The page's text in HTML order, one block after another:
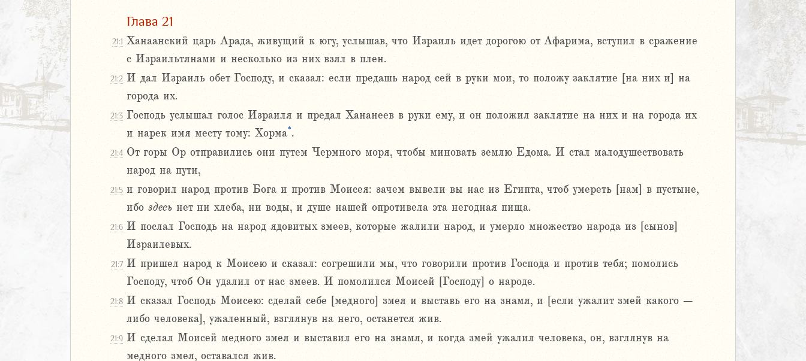
Глава 21
21:1 Ханаанский царь Арада, живущий к югу, услышав, что Израиль идет дорогою от Афарима, вступил в сражение
с Израильтянами и несколько из них взял в плен.
21:2 И дал Израиль обет Господу, и сказал: если предашь народ сей в руки мои, то положу заклятие [на них и] на
города их.
21:3 Господь услышал голос Израиля и предал Хананеев в руки ему, и он положил заклятие на них и на города их
и нарек имя месту тому: Хорма*.
21:4 От горы Ор отправились они путем Чермного моря, чтобы миновать землю Едома. И стал малодушествовать
народ на пути,
21:5 и говорил народ против Бога и против Моисея: зачем вывели вы нас из Египта, чтоб умереть [нам] в пустыне,
ибо здесь нет ни хлеба, ни воды, и душе нашей опротивела эта негодная пища.
21:6 И послал Господь на народ ядовитых змеев, которые жалили народ, и умерло множество народа из [сынов]
Израилевых.
21:7 И пришел народ к Моисею и сказал: согрешили мы, что говорили против Господа и против тебя; помолись
Господу, чтоб Он удалил от нас змеев. И помолился Моисей [Господу] о народе.
21:8 И сказал Господь Моисею: сделай себе [медного] змея и выставь его на знамя, и [если ужалит змей какого –
либо человека], ужаленный, взглянув на него, останется жив.
21:9 И сделал Моисей медного змея и выставил его на знамя, и когда змей ужалил человека, он, взглянув на
медного змея, оставался жив.